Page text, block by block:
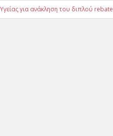
για ανάκληση του διπλού rebate